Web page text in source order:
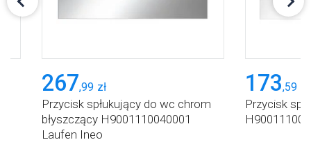
267,99 zł
Przycisk spłukujący do wc chrom
błyszczący H9001110040001
Laufen Ineo
173,59
Przycisk